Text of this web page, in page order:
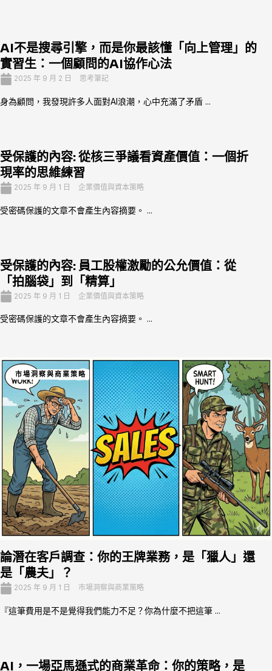
AI不是搜尋引擎，而是你最該懂「向上管理」的
實習生：一個顧問的AI協作心法
2025 年 9 月 2 日 思考筆記
身為顧問，我發現許多人面對AI浪潮，心中充滿了矛盾 ...
受保護的內容: 從核三爭議看資產價值：一個折
現率的思維練習
2025 年 9 月 1 日 企業價值與資本策略
受密碼保護的文章不會產生內容摘要。 ...
受保護的內容: 員工股權激勵的公允價值：從
「拍腦袋」到「精算」
2025 年 9 月 1 日 企業價值與資本策略
受密碼保護的文章不會產生內容摘要。 ...
市場洞察與商業策略
論潛在客戶調查：你的王牌業務，是「獵人」還
是「農夫」？
2025 年 9 月 1 日 市場洞察與商業策略
『這筆費用是不是覺得我們能力不足？你為什麼不把這筆 ...
AI，一場亞馬遜式的商業革命：你的策略，是